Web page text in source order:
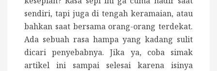
sendiri, tapi juga di tengah keramaian, atau
bahkan saat bersama orang-orang terdekat.
Ada sebuah rasa hampa yang kadang sulit
dicari penyebabnya. Jika ya, coba simak
artikel ini sampai selesai karena isinya